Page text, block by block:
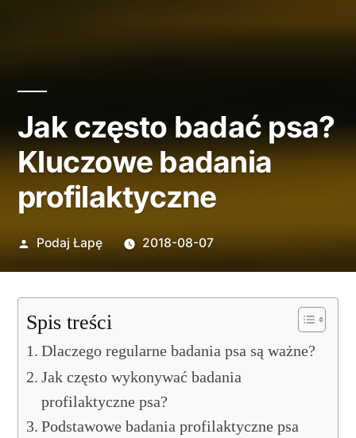
Jak często badać psa?
Kluczowe badania
profilaktyczne
Opublikowane
Podaj Łapę 2018-08-07
Spis treści
Dlaczego regularne badania psa są ważne?
Jak często wykonywać badania
profilaktyczne psa?
Podstawowe badania profilaktyczne psa